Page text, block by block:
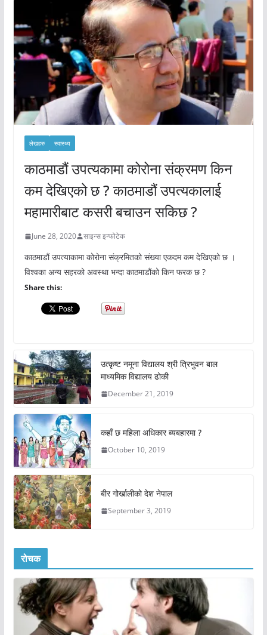
लेखहरु स्वास्थ्य
काठमाडौं उपत्यकामा कोरोना संक्रमण किन
कम देखिएको छ ? काठमाडौं उपत्यकालाई
महामारीबाट कसरी बचाउन सकिछ ?
June 28, 2020 साइन्स इन्फोटेक
काठमाडौं उपत्याकामा कोरोना संक्रमितको संख्या एकदम कम देखिएको छ ।
विश्वका अन्य सहरको अवस्था भन्दा काठमाडौंको किन फरक छ ?
Share this:
उत्कृष्ट नमूना विद्यालय श्री त्रिभुवन बाल
माध्यमिक विद्यालय ढोकी
December 21, 2019
कहाँ छ महिला अधिकार ब्यबहारमा ?
October 10, 2019
बीर गोर्खालीको देश नेपाल
September 3, 2019
रोचक